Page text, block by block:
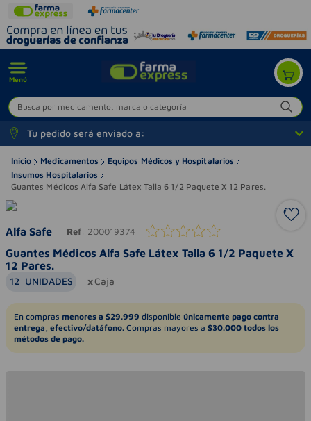
Menú
Busca por medicamento, marca o categoría
Tu pedido será enviado a:
Inicio Medicamentos
Equipos Médicos y Hospitalarios
Insumos Hospitalarios
Guantes Médicos Alfa Safe Látex Talla 6 1/2 Paquete X 12 Pares.
Alfa Safe Ref: 200019374
Guantes Médicos Alfa Safe Látex Talla 6 1/2 Paquete X
12 Pares.
12 UNIDADES Caja
En compras menores a $29.999 disponible únicamente pago contra
entrega, efectivo/datáfono. Compras mayores a $30.000 todos los
métodos de pago.